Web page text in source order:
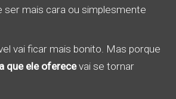
ser mais cara ou simplesmente
vai ficar mais bonito. Mas porque
que ele oferecevai se tornar